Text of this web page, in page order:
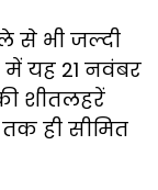
से भी जल्दी
यह 21 नवंबर
शीतलहरें
ही सीमित